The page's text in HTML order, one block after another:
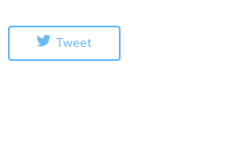
Tweet